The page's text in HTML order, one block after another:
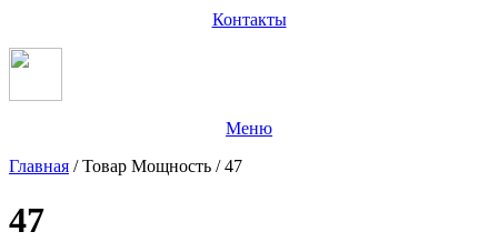
Контакты
Меню
Главная / Товар Мощность / 47
47